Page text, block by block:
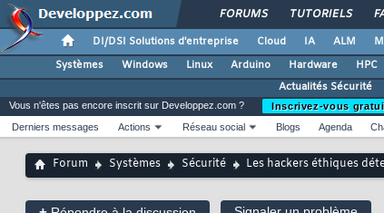
FORUMS TUTORIELS
DI/DSI Solutions d'entreprise Cloud IA ALM
Systèmes
Windows Linux Arduino Hardware HPC
Actualités Sécurité
Vous n'êtes pas encore inscrit sur Developpez.com ?
Inscrivez-vous
Derniers messages
Actions Réseau social Blogs Agenda
Forum Systèmes Sécurité Les hackers éthiques